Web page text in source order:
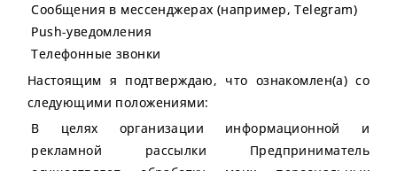
Сообщения в мессенджерах (например, Telegram)
Push-уведомления
Телефонные звонки
Настоящим я подтверждаю, что ознакомлен(а) со
следующими положениями:
В целях организации информационной и
рекламной рассылки Предприниматель